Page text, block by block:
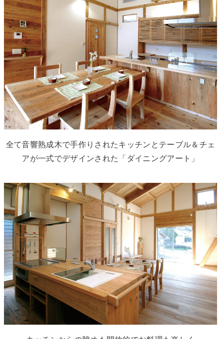
全て音響熟成木で手作りされたキッチンとテーブル＆チェ
アが一式でデザインされた「ダイニングアート」